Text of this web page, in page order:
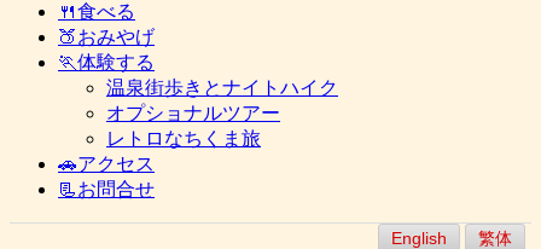
🍴食べる
🍑おみやげ
🏃体験する
温泉街歩きとナイトハイク
オプショナルツアー
レトロなちくま旅
🚗アクセス
📃お問合せ
English 繁体